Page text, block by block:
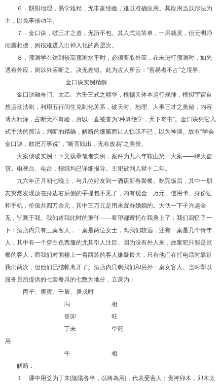
６．阴阳地理，易学难精，无丰富经验，难以准确应用。其应用当以形法为
主，以免事倍功半。
７．金口诀，破三才之道，无所不包。其入式法简单，一用就灵，但无明师
倾囊相授，则很难进入出神入化的高层次。
８，预测学在达到较高预测水平时，必须要取外应，在未进行预测时，如先
遇有外应，则以外应断之。决无差错。此为古人所云：“善易者不占”之境界。
金口诀实例精解
金口诀融奇门、太乙、六壬三式之精华，根据天体本运行规律，模拟宇宙自
然运动法则，利用五行间生克制化关系，破天时、地理、人事三才之奥秘，内容
博大精深，占断无不奇验，所以一直被誉为“种算绝学，天下奇书”。金口诀凭它入
式手法的简洁，判断的精确，解断的细腻而让人惊叹不已，以为神遇。故有“学会
金口诀，敢把万事说”，“断言既出，无有改易”之美誉。
大案侦破实例：下文载录笔者实例，案件为九六年鞍山第一大案——特大盗
窃。电视台、电台．报纸均已详细报导。主犯被判入狱十二年。
九六年正月初七晚上，与几位好友到一酒店新春聚餐。吃完饭后，其中一朋
友突然发现放在身边右后侧的手提包不见了，内有现金一万元、信用卡、身份证
和手机，价值共四万余元，其中三万元是用来置办婚姻的。大伙一下子兴趣全
无，皆观于我。我知道我此时的重任——希望都寄托在我身上了：我们回忆了一
下：酒店内只有三桌客人，一桌是两位女士，离我们较远，还有一桌是几个青年
人，其中有一个穿白色西服的尤其引人注目。因为没有外人来，故案犯只能是就
餐的客人，而我们对面楼上一着西装的客人嫌疑最大，只有他们在打电话时靠近
我们两次，但他们已结帐离开了。酒店内只剩我们和另外一桌女客人。当时即以
服务员所提供的七套餐具的七数为地分，立课为：
丙子、庚寅、壬辰、庚戌时
丙 相
癸卯 旺
丁未 空死
用
午 相
解断：
１ 课中用爻为丁未[陰陽各半，以將為用] ，代表受害人；贵神卯木，卯木太